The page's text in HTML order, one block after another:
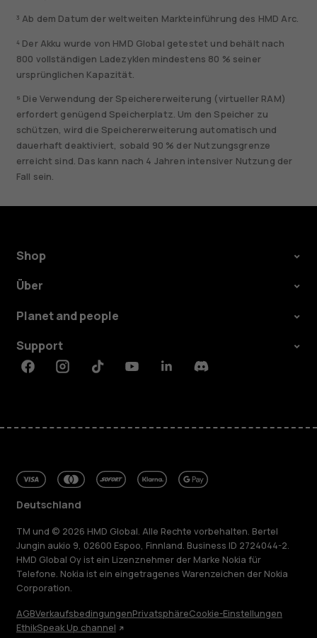
³ Ab dem Datum der weltweiten Markteinführung des HMD Arc.
⁴ Der Akku wurde von HMD Global getestet und behält nach
800 vollständigen Ladezyklen mindestens 80 % seiner
ursprünglichen Kapazität.
⁵ Die Verwendung der Speichererweiterung (virtueller RAM)
erfordert genügend Speicherplatz. Um den Speicher zu
schützen, wird die Speichererweiterung automatisch und
dauerhaft deaktiviert, sobald 90 % der Nutzungsgrenze
erreicht sind. Das kann nach 4 Jahren intensiver Nutzung der
Fall sein.
Shop
Über
Planet and people
Support
FacebookInstagramTiktokYoutubeLinkedinDiscord
Deutschland
TM und © 2026 HMD Global. Alle Rechte vorbehalten. Bertel
Jungin aukio 9, 02600 Espoo, Finnland. Business ID 2724044-2.
HMD Global Oy ist ein Lizenznehmer der Marke Nokia für
Telefone. Nokia ist ein eingetragenes Warenzeichen der Nokia
Corporation.
AGBVerkaufsbedingungenPrivatsphäreCookie-Einstellungen
EthikSpeak Up channel